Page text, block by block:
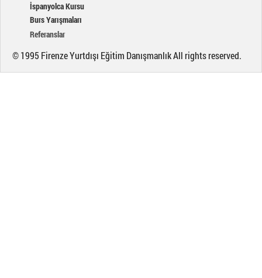
İspanyolca Kursu
Burs Yarışmaları
Referanslar
© 1995 Firenze Yurtdışı Eğitim Danışmanlık All rights reserved.